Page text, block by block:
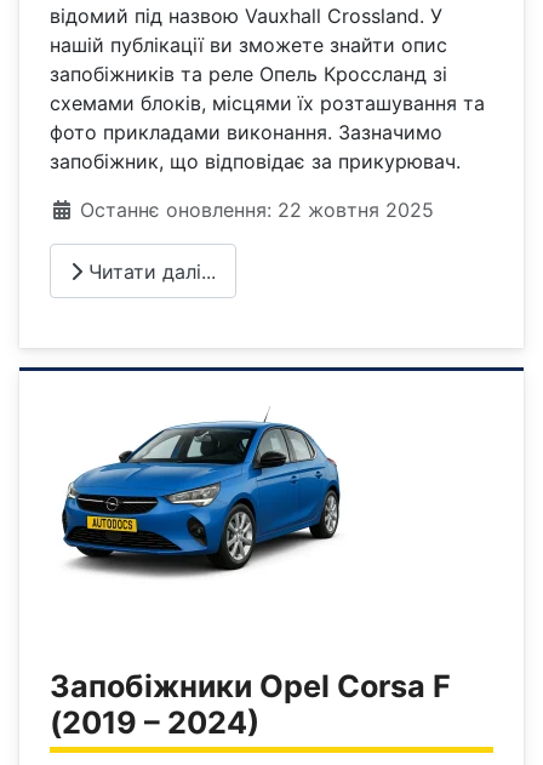
відомий під назвою Vauxhall Crossland. У
нашій публікації ви зможете знайти опис
запобіжників та реле Опель Кроссланд зі
схемами блоків, місцями їх розташування та
фото прикладами виконання. Зазначимо
запобіжник, що відповідає за прикурювач.
Деталі
Останнє оновлення: 22 жовтня 2025
Читати далі...
Запобіжники Opel Corsa F
(2019 – 2024)